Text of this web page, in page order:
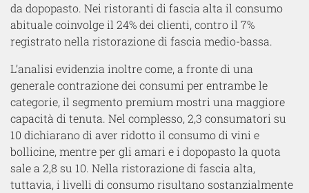
da dopopasto. Nei ristoranti di fascia alta il consumo
abituale coinvolge il 24% dei clienti, contro il 7%
registrato nella ristorazione di fascia medio-bassa.
L’analisi evidenzia inoltre come, a fronte di una
generale contrazione dei consumi per entrambe le
categorie, il segmento premium mostri una maggiore
capacità di tenuta. Nel complesso, 2,3 consumatori su
10 dichiarano di aver ridotto il consumo di vini e
bollicine, mentre per gli amari e i dopopasto la quota
sale a 2,8 su 10. Nella ristorazione di fascia alta,
tuttavia, i livelli di consumo risultano sostanzialmente